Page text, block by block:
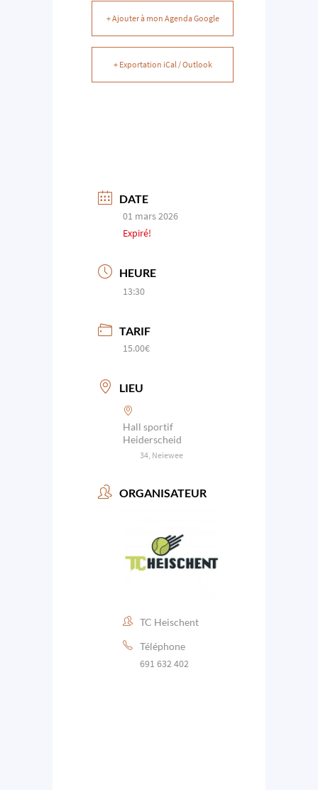
+ Ajouter à mon Agenda Google
+ Exportation iCal / Outlook
DATE
01 mars 2026
Expiré!
HEURE
13:30
TARIF
15.00€
LIEU
Hall sportif
Heiderscheid
34, Neiewee
ORGANISATEUR
TC Heischent
Téléphone
691 632 402